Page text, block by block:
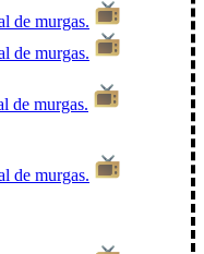
de murgas.
de murgas.
de murgas.
de murgas.